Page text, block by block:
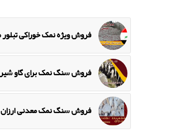
فروش ویژه نمک خوراکی
فروش سنگ نمک برای گاو
فروش سنگ نمک معدنی